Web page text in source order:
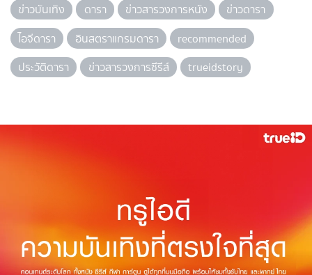
ข่าวบันเทิง ดารา ข่าวสารวงการหนัง
ข่าวดารา
ไอจีดารา
อินสตราแกรมดารา
recommended
ประวัติดารา
ข่าวสารวงการซีรีส์ trueidstory